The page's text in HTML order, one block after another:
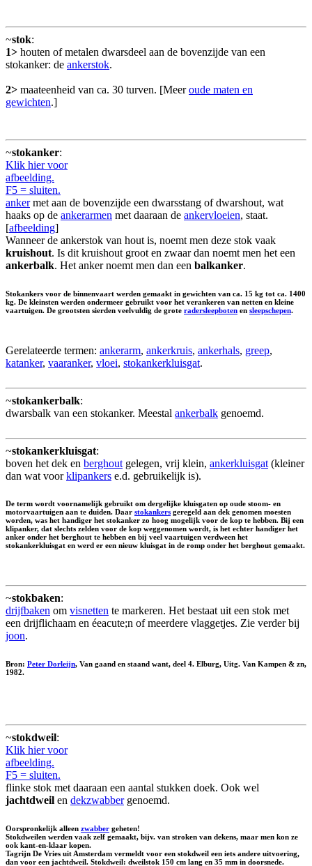
~stok:
1> houten of metalen dwarsdeel aan de bovenzijde van een
stokanker: de ankerstok.
2> maateenheid van ca. 30 turven. [Meeroude maten en
gewichten.]
~stokanker:
Klik hier voor
afbeelding.
F5 = sluiten.
ankermet aan de bovenzijde een dwarsstang of dwarshout, wat
haaks op de ankerarmen met daaraan de ankervloeien, staat.
[afbeelding]
Wanneer de ankerstok van hout is, noemt men deze stok vaak
kruishout. Is dit kruishout groot en zwaar dan noemt men het een
ankerbalk. Het anker noemt men dan een balkanker.
Stokankers voor de binnenvaart werden gemaakt in gewichten van ca. 15 kg tot ca. 1400
kg. De kleinsten werden ondermeer gebruikt voor het verankeren van netten en kleine
vaartuigen. De grootsten sierden veelvuldig de grote radersleepboten en sleepschepen.
Gerelateerde termen: ankerarm, ankerkruis, ankerhals, greep,
katanker, vaaranker, vloei, stokankerkluisgat.
~stokankerbalk:
dwarsbalk van een stokanker. Meestal ankerbalk genoemd.
~stokankerkluisgat:
boven het dek en berghout gelegen, vrij klein, ankerkluisgat (kleiner
dan wat voorklipankers e.d. gebruikelijk is).
De term wordt voornamelijk gebruikt om dergelijke kluisgaten op oude stoom- en
motorvaartuigen aan te duiden. Daar stokankers geregeld aan dek genomen moesten
worden, was het handiger het stokanker zo hoog mogelijk voor de kop te hebben. Bij een
klipanker, dat slechts zelden voor de kop weggenomen wordt, is het echter handiger het
anker onder het berghout te hebben en bij veel vaartuigen verdween het
stokankerkluisgat en werd er een nieuw kluisgat in de romp onder het berghout gemaakt.
~stokbaken:
drijfbaken om visnetten te markeren. Het bestaat uit een stok met
een drijflichaam en éeacute;n of meerdere vlaggetjes. Zie verder bij
joon.
Bron: Peter Dorleijn, Van gaand en staand want, deel 4. Elburg, Uitg. Van Kampen & zn,
1982.
~stokdweil:
Klik hier voor
afbeelding.
F5 = sluiten.
flinke stok met daaraan een aantal stukken doek. Ook wel
jachtdweil en dekzwabbergenoemd.
Oorspronkelijk alleen zwabber geheten!
Stokdweilen werden vaak zelf gemaakt, bijv. van stroken van dekens, maar men kon ze
ook kant-en-klaar kopen.
Tagrijn De Vries uit Amsterdam vermeldt voor een stokdweil een iets andere uitvoering,
dan voor een jachtdweil. Stokdweil: dweilstok 150 cm lang en 35 mm in doorsnede.